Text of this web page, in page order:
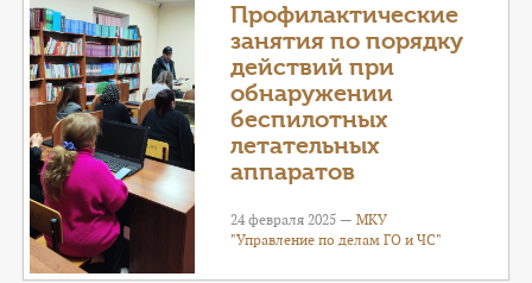
Профилактические
занятия по порядку
действий при
обнаружении
беспилотных
летательных
аппаратов
24 февраля 2025 —МКУ
"Управление по делам ГО и ЧС"